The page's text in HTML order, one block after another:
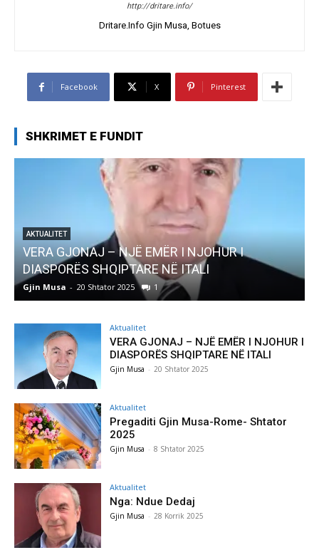
http://dritare.info/
Dritare.Info Gjin Musa, Botues
Facebook X Pinterest
SHKRIMET E FUNDIT
AKTUALITET
VERA GJONAJ – NJË EMËR I NJOHUR I
DIASPORËS SHQIPTARE NË ITALI
Gjin Musa - 20 Shtator 2025 1
Aktualitet
VERA GJONAJ – NJË EMËR I NJOHUR I
DIASPORËS SHQIPTARE NË ITALI
Gjin Musa - 20 Shtator 2025
Aktualitet
Pregaditi Gjin Musa-Rome- Shtator
2025
Gjin Musa - 8 Shtator 2025
Aktualitet
Nga: Ndue Dedaj
Gjin Musa - 28 Korrik 2025